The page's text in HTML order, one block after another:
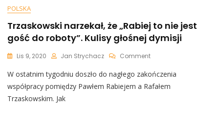
POLSKA
Trzaskowski narzekał, że „Rabiej to nie jest
gość do roboty”. Kulisy głośnej dymisji
Lis 9, 2020 Jan Strychacz CommentOn
Narzekał,
Że
W ostatnim tygodniu doszło do nagłego zakończenia
współpracy pomiędzy Pawłem Rabiejem a Rafałem
Trzaskowskim. Jak